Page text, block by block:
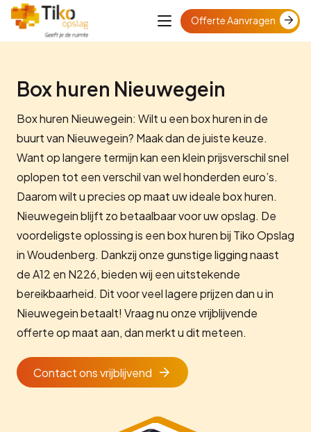
Offerte Aanvragen
Box huren Nieuwegein
Box huren Nieuwegein: Wilt u een box huren in de
buurt van Nieuwegein? Maak dan de juiste keuze.
Want op langere termijn kan een klein prijsverschil snel
oplopen tot een verschil van wel honderden euro’s.
Daarom wilt u precies op maat uw ideale box huren.
Nieuwegein blijft zo betaalbaar voor uw opslag. De
voordeligste oplossing is een box huren bij Tiko Opslag
in Woudenberg. Dankzij onze gunstige ligging naast
de A12 en N226, bieden wij een uitstekende
bereikbaarheid. Dit voor veel lagere prijzen dan u in
Nieuwegein betaalt! Vraag nu onze vrijblijvende
offerte op maat aan, dan merkt u dit meteen.
Contact ons vrijblijvend